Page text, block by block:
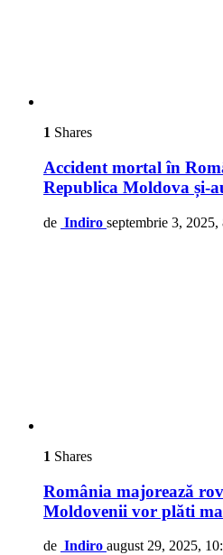
1 Shares
Accident mortal în
Republica Moldova și-
de Indiro septembrie 3, 2025,
1 Shares
România majorează
Moldovenii vor plăti
de Indiro august 29, 2025,